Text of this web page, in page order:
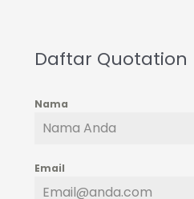
Daftar Quotation
Nama
Email